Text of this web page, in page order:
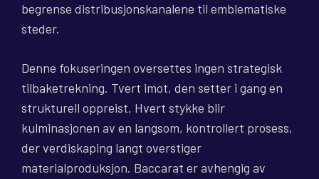
begrense distribusjonskanalene til emblematiske
steder.
Denne fokuseringen oversettes ingen strategisk
tilbaketrekning. Tvert imot, den setter i gang en
strukturell oppreist. Hvert stykke blir
kulminasjonen av en langsom, kontrollert prosess,
der verdiskaping langt overstiger
materialproduksjon. Baccarat er avhengig av